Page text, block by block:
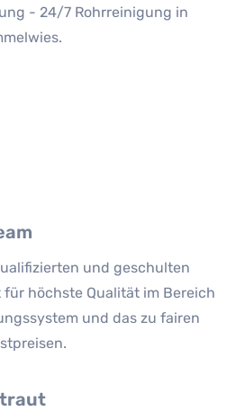
- 24/7 Rohrreinigung in
und geschulten
höchste Qualität im Bereich
und das zu fairen